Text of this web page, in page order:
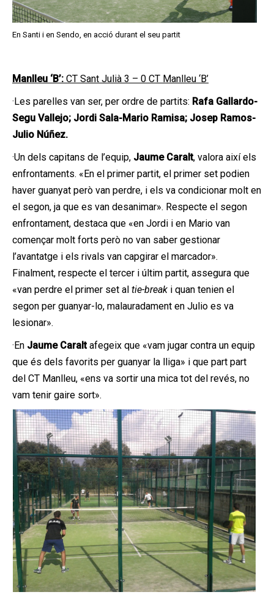
En Santi i en Sendo, en acció durant el seu partit
Manlleu ‘B’: CT Sant Julià 3 – 0 CT Manlleu ‘B’
·Les parelles van ser, per ordre de partits: Rafa Gallardo-
Segu Vallejo; Jordi Sala-Mario Ramisa; Josep Ramos-
Julio Núñez.
·Un dels capitans de l’equip, Jaume Caralt, valora així els
enfrontaments. «En el primer partit, el primer set podien
haver guanyat però van perdre, i els va condicionar molt en
el segon, ja que es van desanimar». Respecte el segon
enfrontament, destaca que «en Jordi i en Mario van
començar molt forts però no van saber gestionar
l’avantatge i els rivals van capgirar el marcador».
Finalment, respecte el tercer i últim partit, assegura que
«van perdre el primer set al tie-break i quan tenien el
segon per guanyar-lo, malauradament en Julio es va
lesionar».
·En Jaume Caraltafegeix que «vam jugar contra un equip
que és dels favorits per guanyar la lliga» i que part part
del CT Manlleu, «ens va sortir una mica tot del revés, no
vam tenir gaire sort».